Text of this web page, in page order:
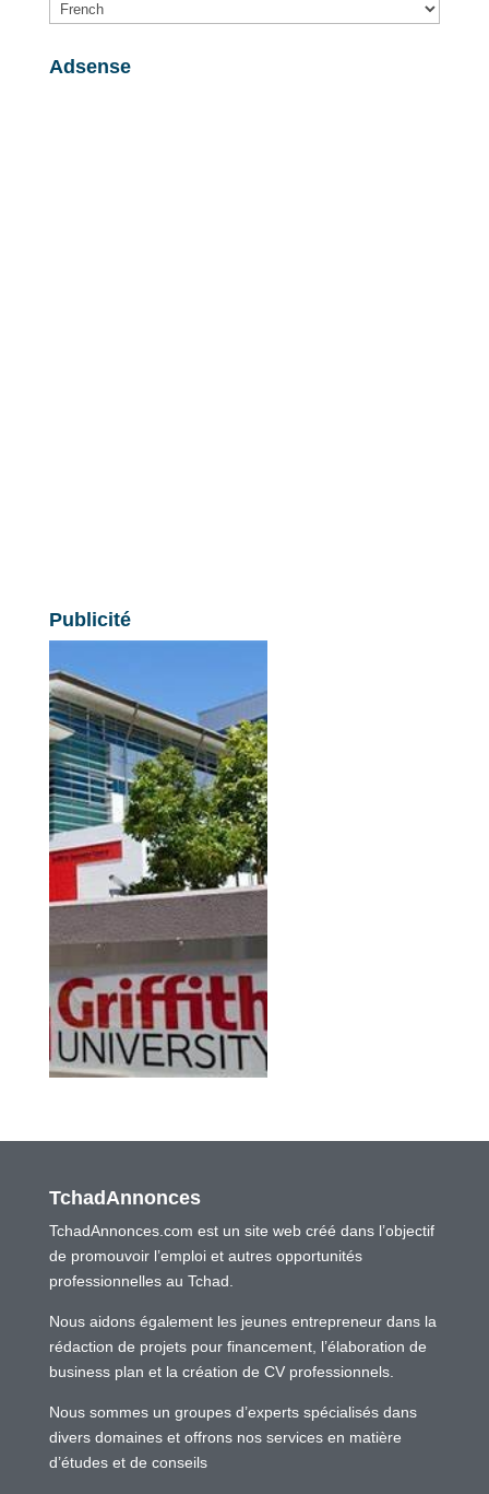
Adsense
Publicité
TchadAnnonces
TchadAnnonces.com est un site web créé dans l’objectif
de promouvoir l’emploi et autres opportunités
professionnelles au Tchad.
Nous aidons également les jeunes entrepreneur dans la
rédaction de projets pour financement, l’élaboration de
business plan et la création de CV professionnels.
Nous sommes un groupes d’experts spécialisés dans
divers domaines et offrons nos services en matière
d’études et de conseils